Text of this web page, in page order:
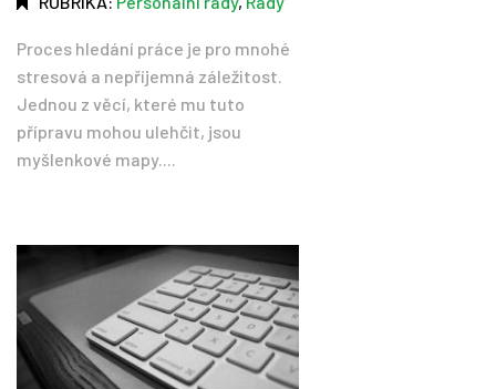
Proces hledání práce je pro mnohé
stresová a nepříjemná záležitost.
Jednou z věcí, které mu tuto
přípravu mohou ulehčit, jsou
myšlenkové mapy....